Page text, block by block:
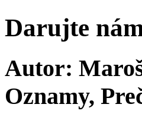
Darujte
Autor:
Oznamy,